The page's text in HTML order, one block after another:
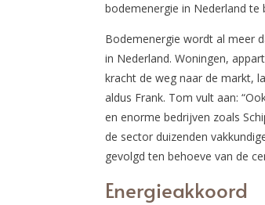
bodemenergie in Nederland te
Bodemenergie wordt al meer
in Nederland. Woningen,
kracht de weg naar de markt,
aldus Frank. Tom vult aan:
en enorme bedrijven zoals
de sector duizenden
gevolgd ten behoeve van de
Energieakkoord